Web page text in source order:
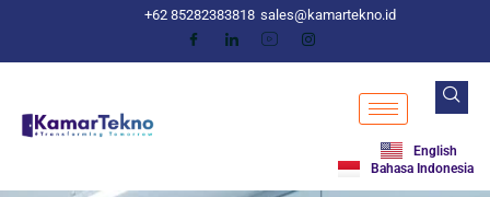
+62 85282383818 sales@kamartekno.id
English
Bahasa Indonesia